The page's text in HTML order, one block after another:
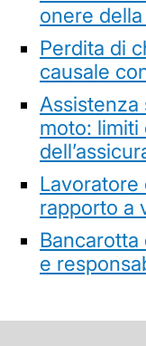
onere
Perdita di
causale
Assistenza
moto:
Lavoratore
rapporto a
e